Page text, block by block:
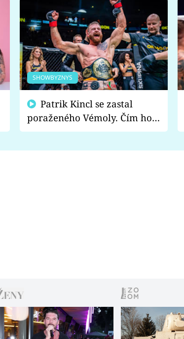
SHOWBYZNYS
poraženého Vémoly. Čím ho
fanoušci naštvali?